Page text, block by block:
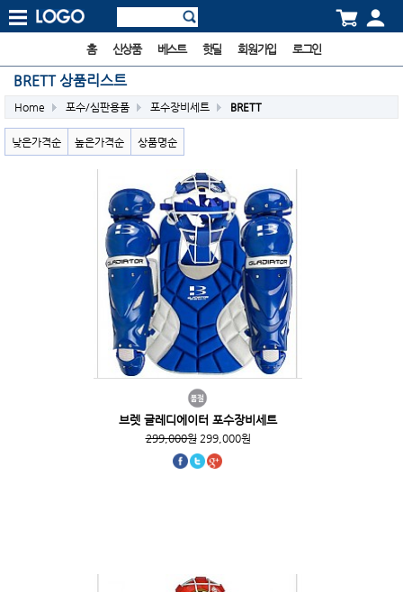
홈 신상품 베스트 핫딜 회원가입 로그인
BRETT 상품리스트
Home 포수/심판용품 포수장비세트 BRETT
낮은가격순 높은가격순 상품명순
브렛 글레디에이터 포수장비세트
299,000원299,000원